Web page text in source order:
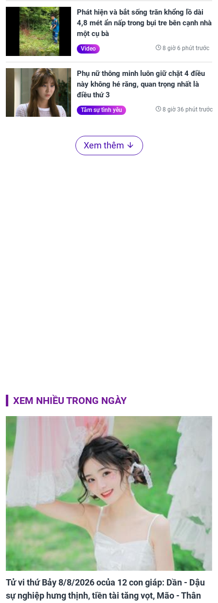
Phát hiện và bắt sống trăn khổng lồ dài
4,8 mét ẩn nấp trong bụi tre bên cạnh nhà
một cụ bà
Video 8 giờ 6 phút trước
Phụ nữ thông minh luôn giữ chặt 4 điều
này không hé răng, quan trọng nhất là
điều thứ 3
Tâm sự tình yêu 8 giờ 36 phút trước
Xem thêm
XEM NHIỀU TRONG NGÀY
Tử vi thứ Bảy 8/8/2026 ocủa 12 con giáp: Dần - Dậu
sự nghiệp hưng thịnh, tiền tài tăng vọt, Mão - Thân